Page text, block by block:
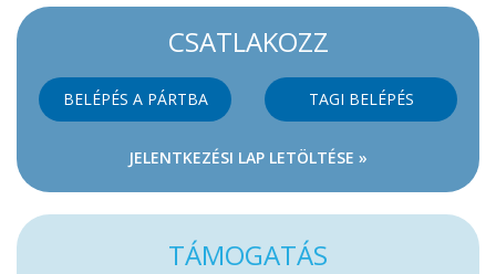
CSATLAKOZZ
BELÉPÉS A PÁRTBA TAGI BELÉPÉS
JELENTKEZÉSI LAP LETÖLTÉSE »
TÁMOGATÁS